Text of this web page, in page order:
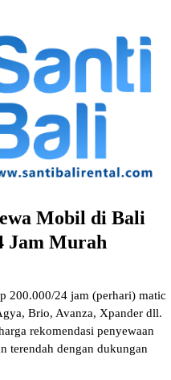
Mobil di Bali
Jam Murah
200.000/24 jam (perhari) matic
Brio, Avanza, Xpander dll.
rekomendasi penyewaan
terendah dengan dukungan